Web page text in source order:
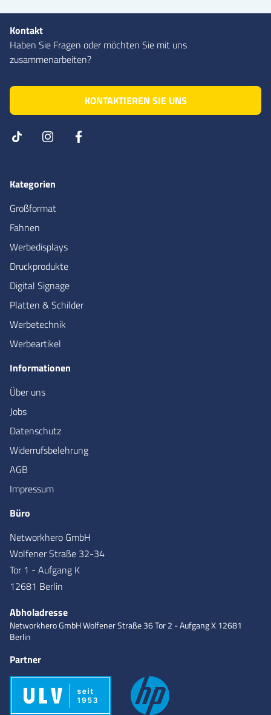
Kontakt
Haben Sie Fragen oder möchten Sie mit uns
zusammenarbeiten?
KONTAKTIEREN SIE UNS
Kategorien
Großformat
Fahnen
Werbedisplays
Druckprodukte
Digital Signage
Platten & Schilder
Werbetechnik
Werbeartikel
Informationen
Über uns
Jobs
Datenschutz
Widerrufsbelehrung
AGB
Impressum
Büro
Networkhero GmbH
Wolfener Straße 32-34
Tor 1 - Aufgang K
12681 Berlin
Abholadresse
Networkhero GmbHWolfener Straße 36Tor 2 - Aufgang X12681
Berlin
Partner